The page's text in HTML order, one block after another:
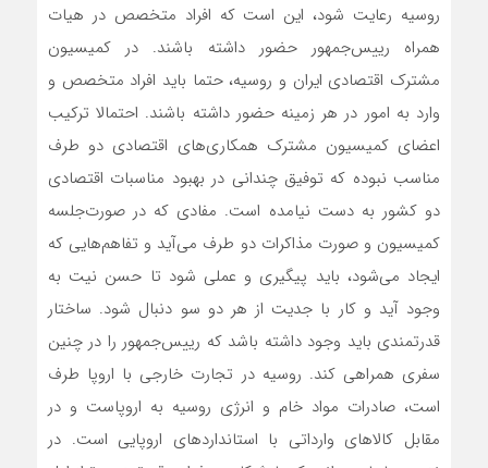
روسیه رعایت شود، این است که افراد متخصص در هیات
همراه رییس‌جمهور حضور داشته ‌باشند. در کمیسیون
مشترک اقتصادی ایران و روسیه، حتما باید افراد متخصص و
وارد به امور در هر زمینه حضور داشته باشند. احتمالا ترکیب
اعضای کمیسیون مشترک همکاری‌های اقتصادی دو طرف
مناسب نبوده که توفیق چندانی در بهبود مناسبات اقتصادی
دو کشور به دست نیامده است. مفادی که در صورت‌جلسه
کمیسیون و صورت مذاکرات دو طرف می‌آید و تفاهم‌هایی که
ایجاد می‌شود، باید پیگیری و عملی شود تا حسن نیت به
وجود آید و کار با جدیت از هر دو سو دنبال شود. ساختار
قدرتمندی باید وجود داشته ‌باشد که رییس‌جمهور را در چنین
سفری همراهی کند. روسیه در تجارت خارجی با اروپا طرف
است، صادرات مواد خام و انرژی روسیه به اروپاست و در
مقابل کالاهای وارداتی با استانداردهای اروپایی است. در